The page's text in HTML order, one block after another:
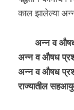
काल झालेल्या
अन्न व औषध
अन्न व औषध
अन्न व औषध
राज्यातील